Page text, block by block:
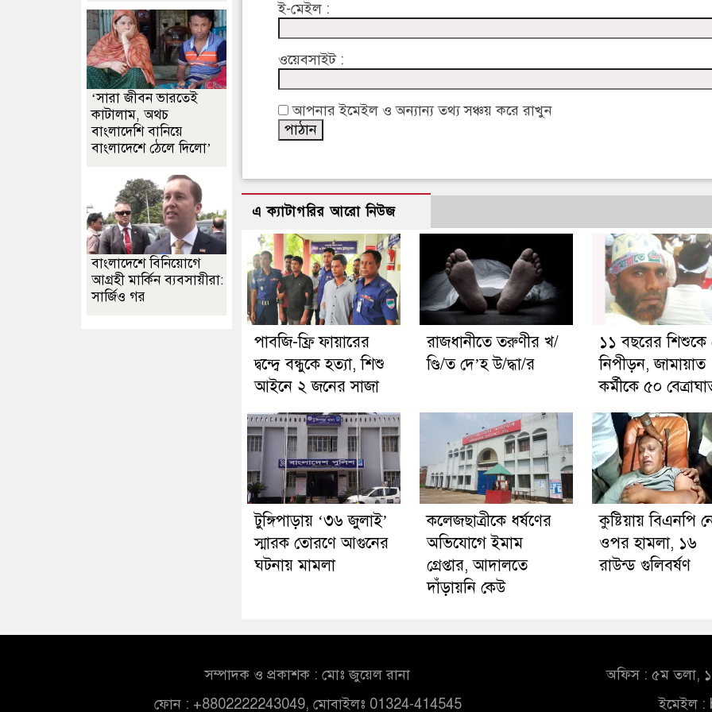
ই-মেইল :
ওয়েবসাইট :
আপনার ইমেইল ও অন্যান্য তথ্য সঞ্চয় করে রাখুন
এ ক্যাটাগরির আরো নিউজ
পাবজি-ফ্রি ফায়ারের
দ্বন্দ্বে বন্ধুকে হত্যা, শিশু
আইনে ২ জনের সাজা
রাজধানীতে তরুণীর খ/
ণ্ডি/ত দে’হ উ/দ্ধা/র
১১ বছরের
নিপীড়ন, জামায়াত
কর্মীকে ৫০
টুঙ্গিপাড়ায় ‘৩৬ জুলাই’
স্মারক তোরণে আগুনের
ঘটনায় মামলা
কলেজছাত্রীকে ধর্ষণের
অভিযোগে ইমাম
গ্রেপ্তার, আদালতে
দাঁড়ায়নি কেউ
কুষ্টিয়ায় বিএনপি
ওপর হামলা, ১৬
রাউন্ড গুলিবর্ষণ
‘সারা জীবন ভারতেই
কাটালাম, অথচ
বাংলাদেশি বানিয়ে
বাংলাদেশে ঠেলে দিলো’
বাংলাদেশে বিনিয়োগে
আগ্রহী মার্কিন ব্যবসায়ীরা:
সার্জিও গর
সম্পাদক ও প্রকাশক : মোঃ জুয়েল রানা
ফোন : +8802222243049, মোবাইলঃ 01324-414545
অফিস : ৫ম তলা,
ইমেইল :